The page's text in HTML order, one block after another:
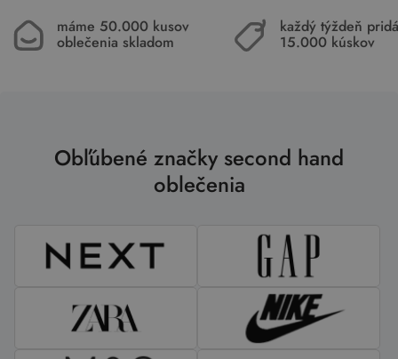
máme 50.000 kusov
oblečenia skladom
každý týždeň
15.000 kúskov
Obľúbené značky second hand
oblečenia